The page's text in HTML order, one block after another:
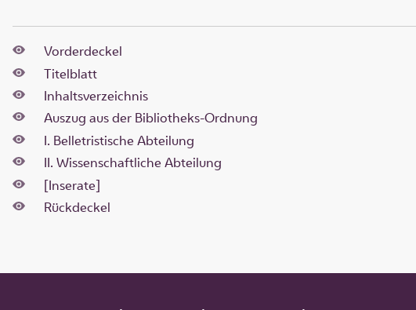
Vorderdeckel
Titelblatt
Inhaltsverzeichnis
Auszug aus der Bibliotheks-Ordnung
I. Belletristische Abteilung
II. Wissenschaftliche Abteilung
[Inserate]
Rückdeckel